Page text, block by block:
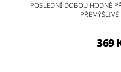
POSLEDNÍ DOBOU HODNĚ
369